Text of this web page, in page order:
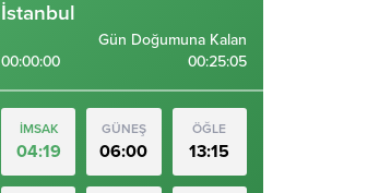
İstanbul
00:00:00
Gün Doğumuna Kalan
00:25:04
İMSAK
04:19
GÜNEŞ
06:00
ÖĞLE
13:15